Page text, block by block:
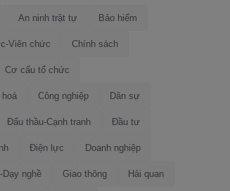
An ninh trật tự Bảo hiểm
Viên chức Chính sách
Cơ cấu tổ chức
hoá Công nghiệp Dân sự
Đấu thầu-Cạnh tranh Đầu tư
Điện lực Doanh nghiệp
nghề Giao thông Hải quan